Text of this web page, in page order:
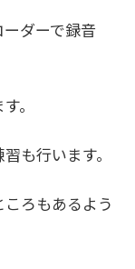
ダーで録音
。
も行います。
ろもあるよう